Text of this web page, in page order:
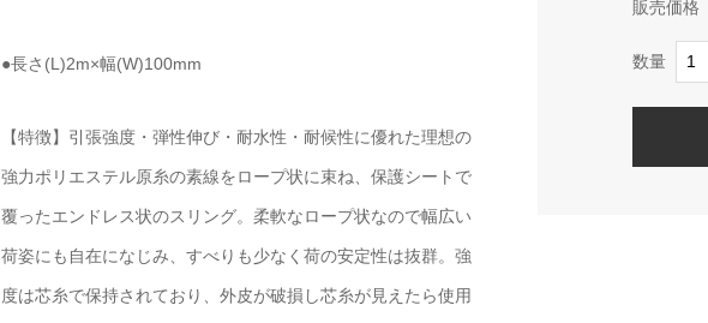
●長さ(L)2m×幅(W)100mm
【特徴】引張強度・弾性伸び・耐水性・耐候性に優れた理想の
強力ポリエステル原糸の素線をロープ状に束ね、保護シートで
覆ったエンドレス状のスリング。柔軟なロープ状なので幅広い
荷姿にも自在になじみ、すべりも少なく荷の安定性は抜群。強
度は芯糸で保持されており、外皮が破損し芯糸が見えたら使用
販売価格
数量